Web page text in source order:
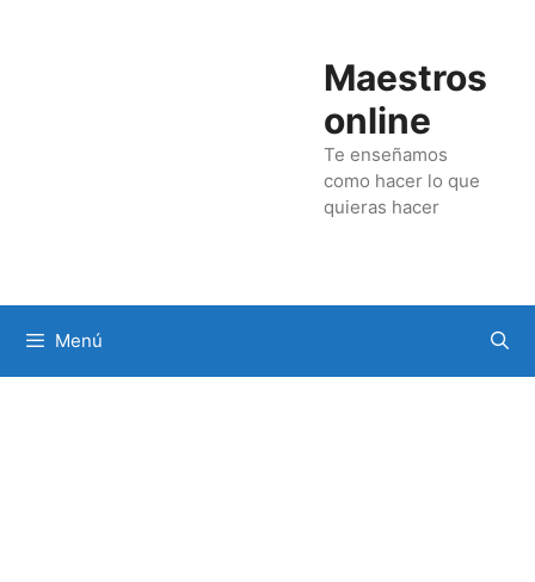
Maestros
online
Te enseñamos
como hacer lo que
quieras hacer
Menú